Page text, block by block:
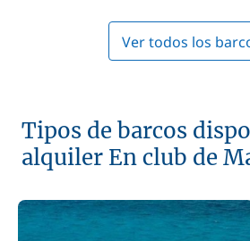
Ver todos los
Tipos de barcos
alquiler En club de